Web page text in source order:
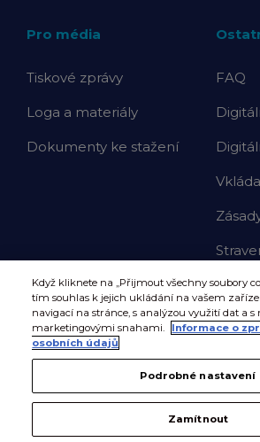
Pro média
Tiskové zprávy
Loga a materiály
Dokumenty ke stažení
FAQ
Když kliknete na „Přijmout všechny soubory
tím souhlas k jejich ukládání na vašem
navigací na stránce, s analýzou využití dat a s
marketingovými snahami.
Informace o
osobních údajů
Podrobné nastavení
Zamítnout